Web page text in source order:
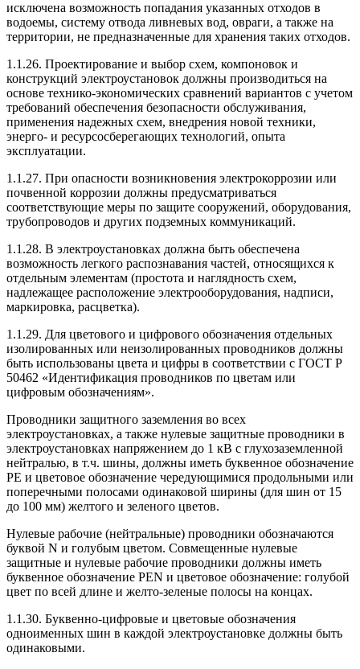
исключена возможность попадания указанных отходов в
водоемы, систему отвода ливневых вод, овраги, а также на
территории, не предназначенные для хранения таких отходов.
1.1.26. Проектирование и выбор схем, компоновок и
конструкций электроустановок должны производиться на
основе технико-экономических сравнений вариантов с учетом
требований обеспечения безопасности обслуживания,
применения надежных схем, внедрения новой техники,
энерго- и ресурсосберегающих технологий, опыта
эксплуатации.
1.1.27. При опасности возникновения электрокоррозии или
почвенной коррозии должны предусматриваться
соответствующие меры по защите сооружений, оборудования,
трубопроводов и других подземных коммуникаций.
1.1.28. В электроустановках должна быть обеспечена
возможность легкого распознавания частей, относящихся к
отдельным элементам (простота и наглядность схем,
надлежащее расположение электрооборудования, надписи,
маркировка, расцветка).
1.1.29. Для цветового и цифрового обозначения отдельных
изолированных или неизолированных проводников должны
быть использованы цвета и цифры в соответствии с ГОСТ Р
50462 «Идентификация проводников по цветам или
цифровым обозначениям».
Проводники защитного заземления во всех
электроустановках, а также нулевые защитные проводники в
электроустановках напряжением до 1 кВ с глухозаземленной
нейтралью, в т.ч. шины, должны иметь буквенное обозначение
РЕ и цветовое обозначение чередующимися продольными или
поперечными полосами одинаковой ширины (для шин от 15
до 100 мм) желтого и зеленого цветов.
Нулевые рабочие (нейтральные) проводники обозначаются
буквой N и голубым цветом. Совмещенные нулевые
защитные и нулевые рабочие проводники должны иметь
буквенное обозначение PEN и цветовое обозначение: голубой
цвет по всей длине и желто-зеленые полосы на концах.
1.1.30. Буквенно-цифровые и цветовые обозначения
одноименных шин в каждой электроустановке должны быть
одинаковыми.